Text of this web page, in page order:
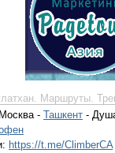
Маршруты.
- Ташкент -
https://t.me/ClimberCA